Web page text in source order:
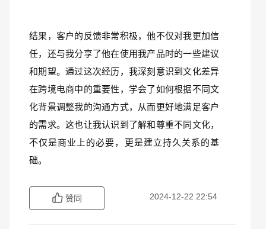
结果，客户的反馈非常积极，他不仅对我更加信
任，还与我分享了他在使用我产品时的一些建议
和期望。通过这次经历，我深刻意识到文化差异
在跨境电商中的重要性，学会了如何根据不同文
化背景调整我的沟通方式，从而更好地满足客户
的需求。这也让我认识到了解和尊重不同文化，
不仅是商业上的必要，更是建立持久关系的基
础。
赞同 2024-12-22 22:54